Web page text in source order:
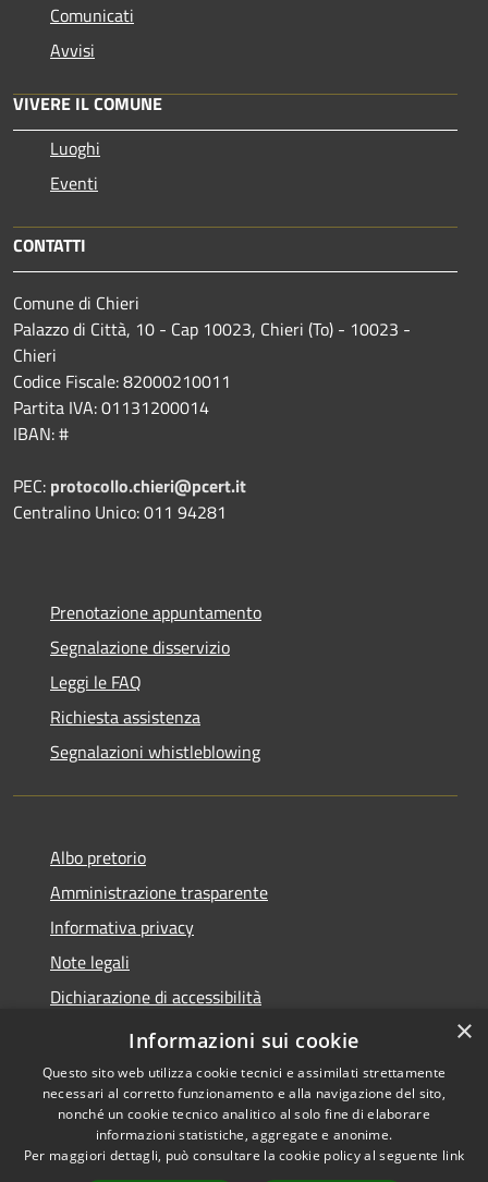
Comunicati
Avvisi
VIVERE IL COMUNE
Luoghi
Eventi
CONTATTI
Comune di Chieri
Palazzo di Città, 10 - Cap 10023, Chieri (To) - 10023 -
Chieri
Codice Fiscale: 82000210011
Partita IVA: 01131200014
IBAN: #
PEC: protocollo.chieri@pcert.it
Centralino Unico: 011 94281
Prenotazione appuntamento
Segnalazione disservizio
Leggi le FAQ
Richiesta assistenza
Segnalazioni whistleblowing
Albo pretorio
Amministrazione trasparente
Informativa privacy
Note legali
Dichiarazione di accessibilità
Meccanismo di Feedback
Accessibilità
Copyright © 2026 • Comune di
Chieri • Powered by
×
Informazioni sui cookie
Questo sito web utilizza cookie tecnici e assimilati strettamente
necessari al corretto funzionamento e alla navigazione del sito,
nonché un cookie tecnico analitico al solo fine di elaborare
informazioni statistiche, aggregate e anonime.
Per maggiori dettagli, può consultare la cookie policy al seguente link